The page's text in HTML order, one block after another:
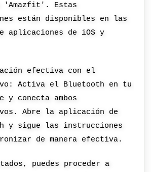
'Amazfit'. Estas
están disponibles en las
aplicaciones de iOS y
efectiva con el
Activa el Bluetooth en tu
y conecta ambos
Abre la aplicación de
y sigue las instrucciones
de manera efectiva.
puedes proceder a